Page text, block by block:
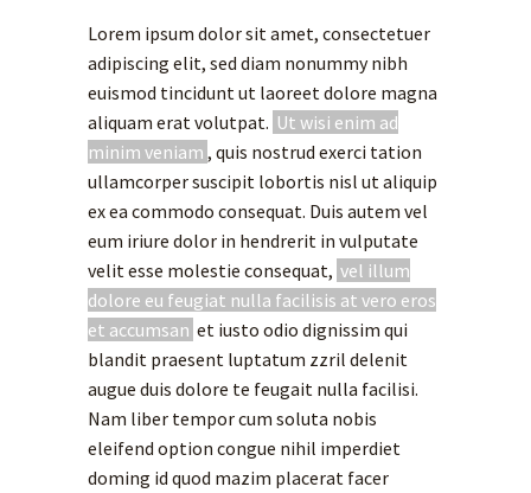
Lorem ipsum dolor sit amet, consectetuer
adipiscing elit, sed diam nonummy nibh
euismod tincidunt ut laoreet dolore magna
aliquam erat volutpat. Ut wisi enim ad
minim veniam , quis nostrud exerci tation
ullamcorper suscipit lobortis nisl ut aliquip
ex ea commodo consequat. Duis autem vel
eum iriure dolor in hendrerit in vulputate
velit esse molestie consequat, vel illum
dolore eu feugiat nulla facilisis at vero eros
et accumsan et iusto odio dignissim qui
blandit praesent luptatum zzril delenit
augue duis dolore te feugait nulla facilisi.
Nam liber tempor cum soluta nobis
eleifend option congue nihil imperdiet
doming id quod mazim placerat facer